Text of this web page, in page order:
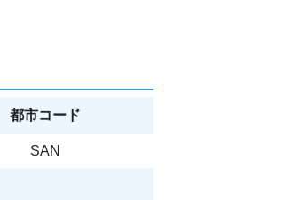
都市コード
SAN